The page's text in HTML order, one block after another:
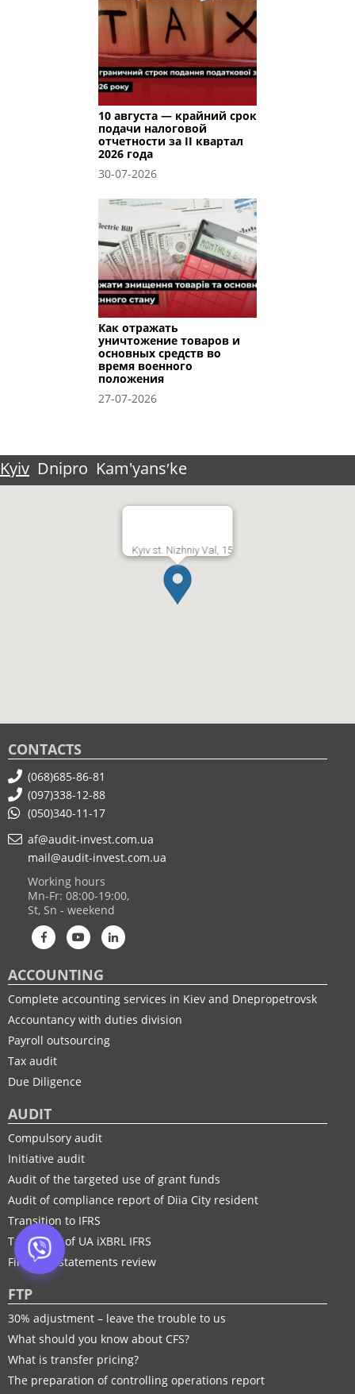
10 августа — крайний срок
подачи налоговой
отчетности за II квартал
2026 года
30-07-2026
Как отражать
уничтожение товаров и
основных средств во
время военного
положения
27-07-2026
Kyiv Dnipro Kam'yansʹke
Kyiv st. Nizhniy Val, 15
CONTACTS
(068)685-86-81
(097)338-12-88
(050)340-11-17
af@audit-invest.com.ua
mail@audit-invest.com.ua
Working hours
Mn-Fr: 08:00-19:00,
St, Sn - weekend
ACCOUNTING
Complete accounting services in Kiev and Dnepropetrovsk
Accountancy with duties division
Payroll outsourcing
Tax audit
Due Diligence
AUDIT
Compulsory audit
Initiative audit
Audit of the targeted use of grant funds
Audit of compliance report of Diia City resident
Transition to IFRS
Taxonomy of UA іXBRL IFRS
Financial statements review
FTP
30% adjustment – leave the trouble to us
What should you know about CFS?
What is transfer pricing?
The preparation of controlling operations report